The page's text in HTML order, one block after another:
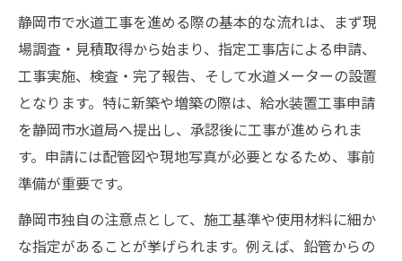
水道工事やメーター設置時の相談ポイント
水漏れや漏水調査でよくある質問を解説
指定工事店協同組合の利用メリットとは
水道局ホームページで情報収集する方法
静岡市で水道工事を進める際の基本的な流れは、まず現
場調査・見積取得から始まり、指定工事店による申請、
工事実施、検査・完了報告、そして水道メーターの設置
となります。特に新築や増築の際は、給水装置工事申請
を静岡市水道局へ提出し、承認後に工事が進められま
す。申請には配管図や現地写真が必要となるため、事前
準備が重要です。
静岡市独自の注意点として、施工基準や使用材料に細か
な指定があることが挙げられます。例えば、鉛管からの